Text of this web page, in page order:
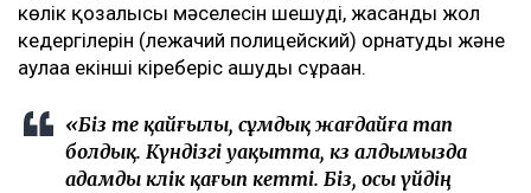
көлік қозғалысы мәселесін шешуді, жасанды жол
кедергілерін (лежачий полицейский) орнатуды және
аулаға екінші кіреберіс ашуды сұраған.
«Біз өте қайғылы, сұмдық жағдайға тап
болдық. Күндізгі уақытта, көз алдымызда
адамды көлік қағып кетті. Біз, осы үйдің